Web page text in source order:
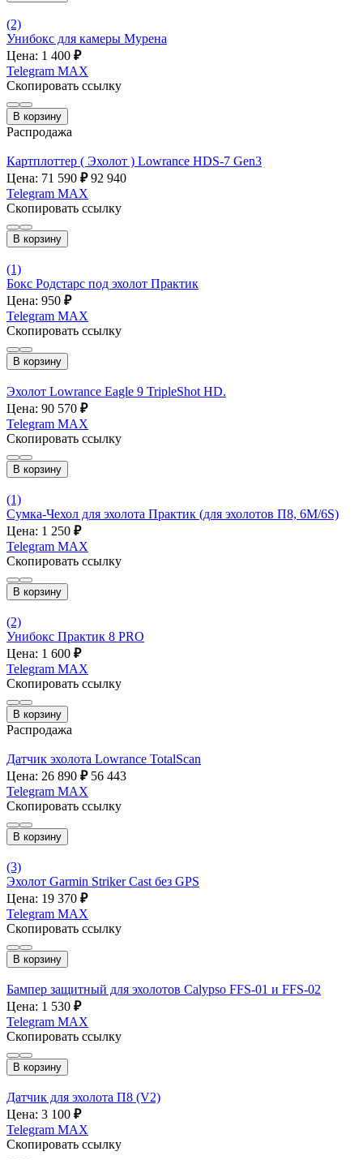
(2)
Унибокс для камеры Мурена
Цена: 1 400 ₽
Telegram MAX
Скопировать ссылку
В корзину
Распродажа
Картплоттер ( Эхолот ) Lowrance HDS-7 Gen3
Цена: 71 590 ₽ 92 940
Telegram MAX
Скопировать ссылку
В корзину
(1)
Бокс Родстарс под эхолот Практик
Цена: 950 ₽
Telegram MAX
Скопировать ссылку
В корзину
Эхолот Lowrance Eagle 9 TripleShot HD.
Цена: 90 570 ₽
Telegram MAX
Скопировать ссылку
В корзину
(1)
Сумка-Чехол для эхолота Практик (для эхолотов П8, 6М/6S)
Цена: 1 250 ₽
Telegram MAX
Скопировать ссылку
В корзину
(2)
Унибокс Практик 8 PRO
Цена: 1 600 ₽
Telegram MAX
Скопировать ссылку
В корзину
Распродажа
Датчик эхолота Lowrance TotalScan
Цена: 26 890 ₽ 56 443
Telegram MAX
Скопировать ссылку
В корзину
(3)
Эхолот Garmin Striker Cast без GPS
Цена: 19 370 ₽
Telegram MAX
Скопировать ссылку
В корзину
Бампер защитный для эхолотов Calypso FFS-01 и FFS-02
Цена: 1 530 ₽
Telegram MAX
Скопировать ссылку
В корзину
Датчик для эхолота П8 (V2)
Цена: 3 100 ₽
Telegram MAX
Скопировать ссылку